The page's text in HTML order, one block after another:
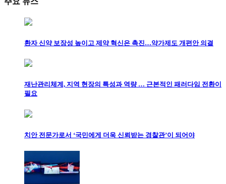
환자 신약 보장성 높이고 제약 혁신은 촉진…약가제도 개편안 의결
재난관리체계, 지역 현장의 특성과 역량 … 근본적인 패러다임 전환이
필요
치안 전문가로서 ‘국민에게 더욱 신뢰받는 경찰관’이 되어야